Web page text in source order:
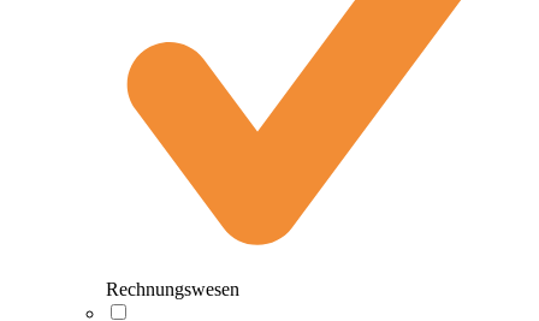
Rechnungswesen